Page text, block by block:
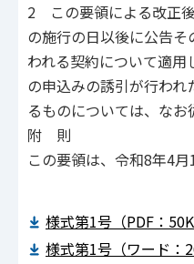
2 この要領による改正
の施行の日以後に公告
われる契約について適
の申込みの誘引が行わ
るものについては、なお
附 則
この要領は、令和8年4月
様式第1号（PDF：
様式第1号（ワード：